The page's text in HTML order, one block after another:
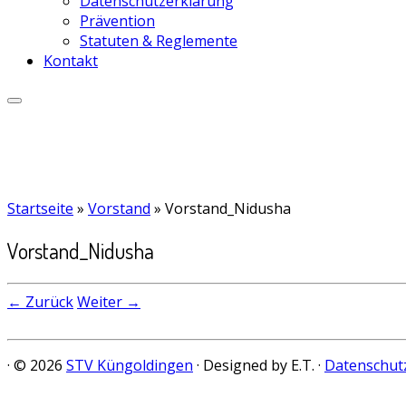
Prävention
Statuten & Reglemente
Kontakt
Startseite » Vorstand » Vorstand_Nidusha
Vorstand_Nidusha
← ZurückWeiter →
· © 2026 STV Küngoldingen · Designed by E.T. ·